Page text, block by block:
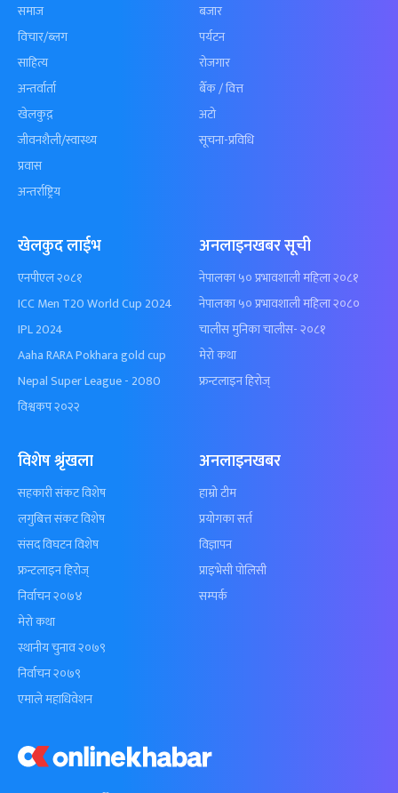
समाज
विचार/ब्लग
साहित्य
अन्तर्वार्ता
खेलकुद़़
जीवनशैली/स्वास्थ्य
प्रवास
अन्तर्राष्ट्रिय
बजार
पर्यटन
रोजगार
बैँक / वित्त
अटो
सूचना-प्रविधि
खेलकुद लाईभ
एनपीएल २०८१
ICC Men T20 World Cup 2024
IPL 2024
Aaha RARA Pokhara gold cup
Nepal Super League - 2080
विश्वकप २०२२
अनलाइनखबर सूची
नेपालका ५० प्रभावशाली महिला २०८१
नेपालका ५० प्रभावशाली महिला २०८०
चालीस मुनिका चालीस- २०८१
मेरो कथा
फ्रन्टलाइन हिरोज्
विशेष श्रृंखला
सहकारी संकट विशेष
लगुबित्त संकट विशेष
संसद विघटन विशेष
फ्रन्टलाइन हिरोज्
निर्वाचन २०७४
मेरो कथा
स्थानीय चुनाव २०७९
निर्वाचन २०७९
एमाले महाधिवेशन
अनलाइनखबर
हाम्रो टीम
प्रयोगका सर्त
विज्ञापन
प्राइभेसी पोलिसी
सम्पर्क